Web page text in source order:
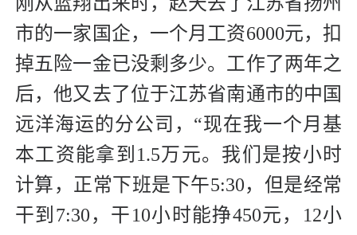
市的一家国企，一个月工资6000元，扣
掉五险一金已没剩多少。工作了两年之
后，他又去了位于江苏省南通市的中国
远洋海运的分公司，“现在我一个月基
本工资能拿到1.5万元。我们是按小时
计算，正常下班是下午5:30，但是经常
干到7:30，干10小时能挣450元，12小